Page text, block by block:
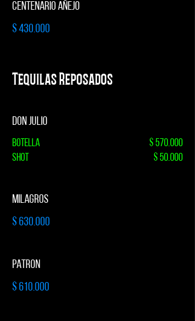
CENTENARIO AÑEJO
$ 430.000
Tequilas Reposados
DON JULIO
Botella
$ 570.000
Shot
$ 50.000
MILAGROS
$ 630.000
PATRON
$ 610.000